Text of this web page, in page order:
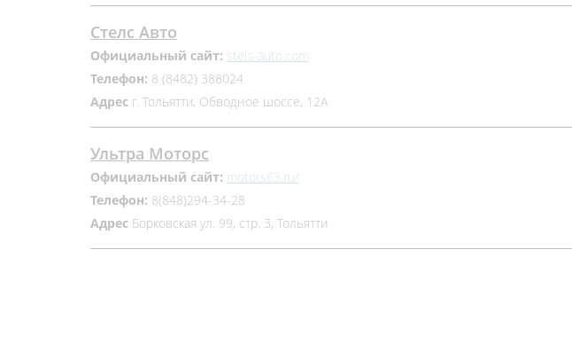
Стелс Авто
Официальный сайт: stels-auto.com
Телефон: 8 (8482) 388024
Адрес г. Тольятти, Обводное шоссе, 12А
Ультра Моторс
Официальный сайт: motors63.ru/
Телефон: 8(848)294-34-28
Адрес Борковская ул. 99, стр. 3, Тольятти